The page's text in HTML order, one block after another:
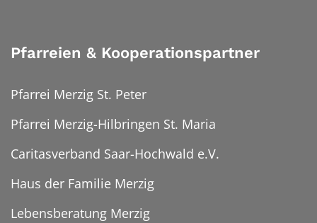
Pfarreien & Kooperationspartner
Pfarrei Merzig St. Peter
Pfarrei Merzig-Hilbringen St. Maria
Caritasverband Saar-Hochwald e.V.
Haus der Familie Merzig
Lebensberatung Merzig